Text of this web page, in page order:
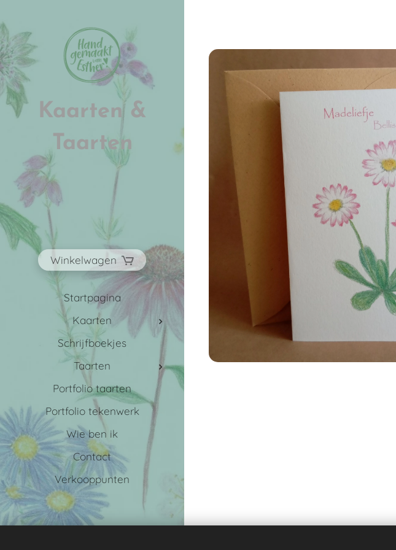
Kaarten &
Taarten
Winkelwagen
Startpagina
Kaarten
Schrijfboekjes
Taarten
Portfolio taarten
Portfolio tekenwerk
Wie ben ik
Contact
Verkooppunten